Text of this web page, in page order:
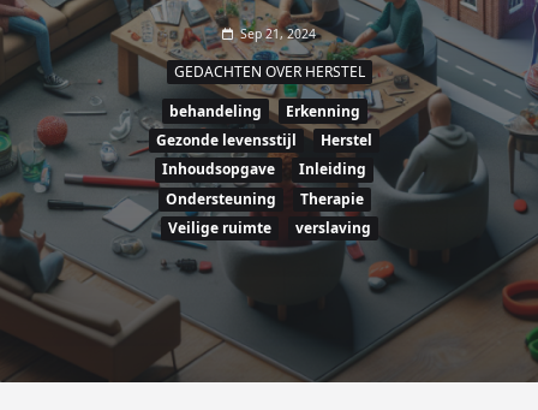
Sep 21, 2024
GEDACHTEN OVER HERSTEL
behandeling
Erkenning
Gezonde levensstijl
Herstel
Inhoudsopgave
Inleiding
Ondersteuning
Therapie
Veilige ruimte
verslaving